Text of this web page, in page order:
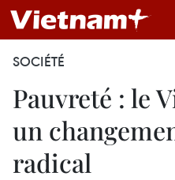
SOCIÉTÉ
Pauvreté : le
un
radical